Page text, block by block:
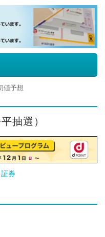
）の買い方
値予想
抽選）
券